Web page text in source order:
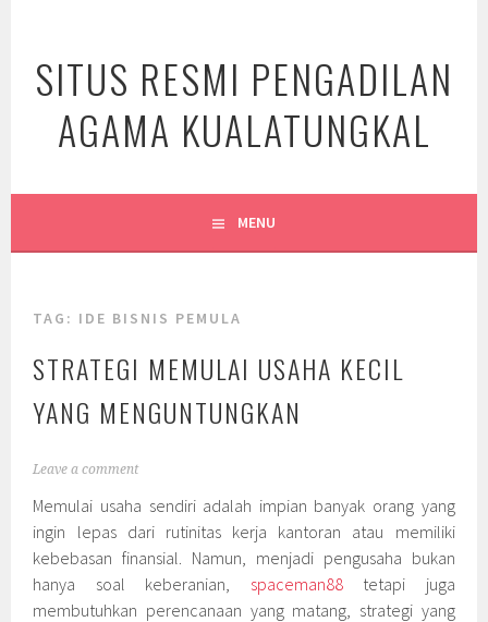
content
SITUS RESMI PENGADILAN
AGAMA KUALATUNGKAL
MENU
TAG: IDE BISNIS PEMULA
STRATEGI MEMULAI USAHA KECIL
YANG MENGUNTUNGKAN
Leave a comment
Memulai usaha sendiri adalah impian banyak orang yang
ingin lepas dari rutinitas kerja kantoran atau memiliki
kebebasan finansial. Namun, menjadi pengusaha bukan
hanya soal keberanian, spaceman88tetapi juga
membutuhkan perencanaan yang matang, strategi yang